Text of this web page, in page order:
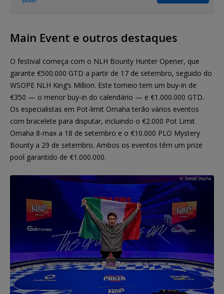
Main Event e outros destaques
O festival começa com o NLH Bounty Hunter Opener, que
garante €500.000 GTD a partir de 17 de setembro, seguido do
WSOPE NLH King’s Million. Este torneio tem um buy-in de
€350 — o menor buy-in do calendário — e €1.000.000 GTD.
Os especialistas em Pot-limit Omaha terão vários eventos
com bracelete para disputar, incluindo o €2.000 Pot Limit
Omaha 8-max a 18 de setembro e o €10.000 PLO Mystery
Bounty a 29 de setembro. Ambos os eventos têm um prize
pool garantido de €1.000.000.